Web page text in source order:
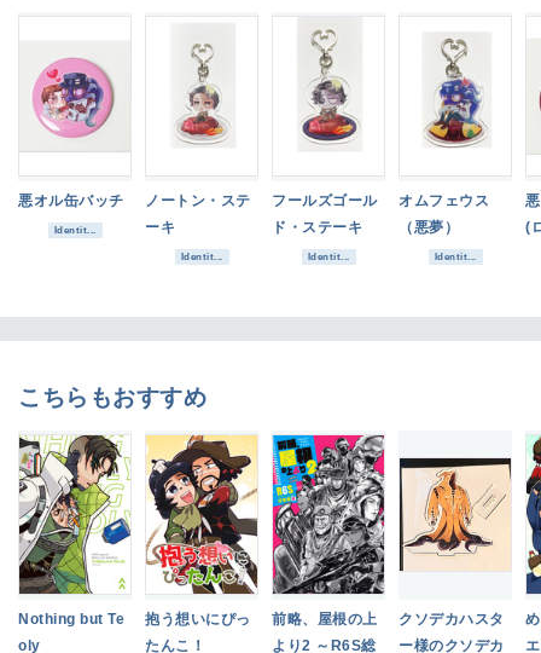
悪オル缶バッチ
Identit...
ノートン・ステ
ーキ
Identit...
フールズゴール
ド・ステーキ
Identit...
オムフェウス
（悪夢）
Identit...
(
こちらもおすすめ
Nothing but Te
oly
抱う想いにぴっ
たんこ！
前略、屋根の上
より2 ～R6S総
クソデカハスタ
ー様のクソデカ